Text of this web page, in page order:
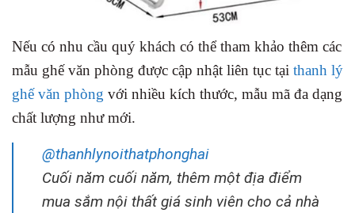
Nếu có nhu cầu quý khách có thể tham khảo thêm các
mẫu ghế văn phòng được cập nhật liên tục tại thanh lý
ghế văn phòng với nhiều kích thước, mẫu mã đa dạng
chất lượng như mới.
@thanhlynoithatphonghai
Cuối năm cuối năm, thêm một địa điểm
mua sắm nội thất giá sinh viên cho cả nhà